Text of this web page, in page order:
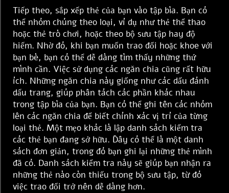
Tiếp theo, sắp xếp thẻ của bạn vào tập bìa. Bạn có
thể nhóm chúng theo loại, ví dụ như thẻ thể thao
hoặc thẻ trò chơi, hoặc theo bộ sưu tập hay độ
hiếm. Nhờ đó, khi bạn muốn trao đổi hoặc khoe với
bạn bè, bạn có thể dễ dàng tìm thấy những thứ
mình cần. Việc sử dụng các ngăn chia cũng rất hữu
ích. Những ngăn chia này giống như các dấu đánh
dấu trang, giúp phân tách các phần khác nhau
trong tập bìa của bạn. Bạn có thể ghi tên các nhóm
lên các ngăn chia để biết chính xác vị trí của từng
loại thẻ. Một mẹo khác là lập danh sách kiểm tra
các thẻ bạn đang sở hữu. Đây có thể là một danh
sách đơn giản, trong đó bạn ghi lại những thẻ mình
đã có. Danh sách kiểm tra này sẽ giúp bạn nhận ra
những thẻ nào còn thiếu trong bộ sưu tập, từ đó
việc trao đổi trở nên dễ dàng hơn.